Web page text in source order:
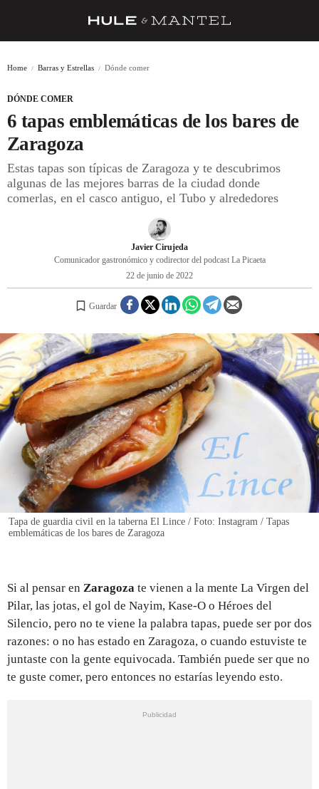
BARRAS Y ESTRELLAS
DÓNDE COMER
ÍDOLOS DE MESAS
REGISTRO
INICIAR SESIÓN
Home Barras y Estrellas Dónde comer
DÓNDE COMER
6 tapas emblemáticas de los bares de
Zaragoza
Estas tapas son típicas de Zaragoza y te descubrimos
algunas de las mejores barras de la ciudad donde
comerlas, en el casco antiguo, el Tubo y alrededores
Javier Cirujeda
Comunicador gastronómico y codirector del podcast La Picaeta
22 de junio de 2022
Guardar
Tapa de guardia civil en la taberna El Lince / Foto: Instagram / Tapas
emblemáticas de los bares de Zaragoza
Si al pensar en Zaragoza te vienen a la mente La Virgen del
Pilar, las jotas, el gol de Nayim, Kase-O o Héroes del
Silencio, pero no te viene la palabra tapas, puede ser por dos
razones: o no has estado en Zaragoza, o cuando estuviste te
juntaste con la gente equivocada. También puede ser que no
te guste comer, pero entonces no estarías leyendo esto.